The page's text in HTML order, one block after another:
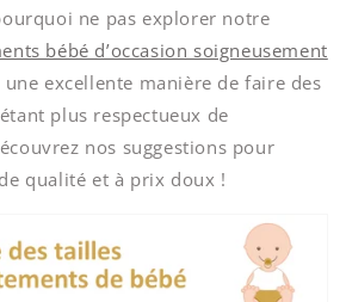
ne pas explorer notre
bébé d’occasion soigneusement
une excellente manière de faire des
plus respectueux de
nos suggestions pour
qualité et à prix doux !